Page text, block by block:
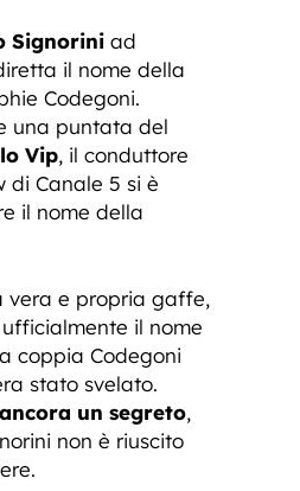
Signorini ad
il nome della
Codegoni.
una puntata del
Vip, il conduttore
di Canale 5 si è
il nome della
vera e propria gaffe,
il nome
coppia Codegoni
stato svelato.
un segreto,
non è riuscito